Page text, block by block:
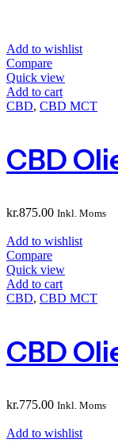
Add to wishlist
Compare
Quick view
Add to cart
CBD, CBD MCT
CBD
kr.875.00 Inkl. Moms
Add to wishlist
Compare
Quick view
Add to cart
CBD, CBD MCT
CBD
kr.775.00 Inkl. Moms
Add to wishlist